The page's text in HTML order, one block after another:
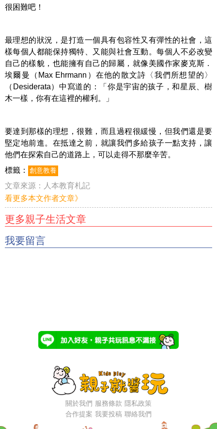
很困難吧！
最理想的狀況，是打造一個具有包容性又有彈性的社會，這
樣每個人都能保持獨特、又能與社會互動。每個人不必改變
自己的樣貌，也能擁有自己的歸屬，就像美國作家麥克斯．
埃爾曼（Max Ehrmann）在他的散文詩〈我們所想望的〉
（Desiderata）中寫道的：「你是宇宙的孩子，和星辰、樹
木一樣，你有在這裡的權利。」
要達到那樣的理想，很難，而且過程很緩慢，但我們還是要
堅定地前進。在抵達之前，就讓我們多給孩子一點支持，讓
他們在探索自己的道路上，可以走得不那麼辛苦。
標籤：
創意教養
文章來源：
人本教育札記
看更多本文作者文章》
更多親子生活文章
我要留言
關於我們 服務條款 隱私政策
合作提案 我要投稿 聯絡我們